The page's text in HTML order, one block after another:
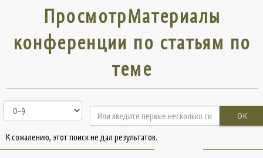
ПросмотрМатериалы
конференции по статьям по
теме
OK
К сожалению, этот поиск не дал результатов.